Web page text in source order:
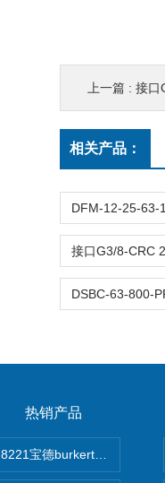
上一篇 : 接口
相关产品：
热销产品
8221宝德burkert电导率探头